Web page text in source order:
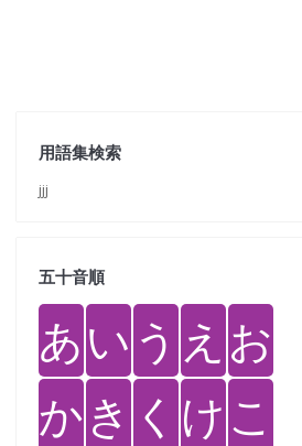
用語集検索
jjj
五十音順
あい う え お
かき く けこ